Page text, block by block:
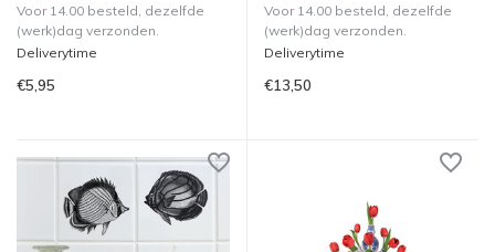
Voor 14.00 besteld, dezelfde
(werk)dag verzonden.
Deliverytime
€5,95
Voor 14.00 besteld, dezelfde
(werk)dag verzonden.
Deliverytime
€13,50